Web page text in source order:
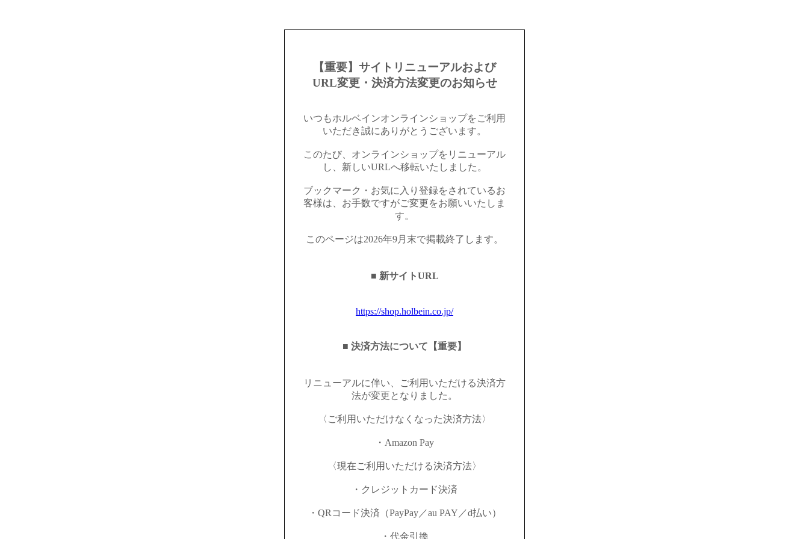
【重要】サイトリニューアルおよび
URL変更・決済方法変更のお知らせ
いつもホルベインオンラインショップをご利用
いただき誠にありがとうございます。
このたび、オンラインショップをリニューアル
し、新しいURLへ移転いたしました。
ブックマーク・お気に入り登録をされているお
客様は、お手数ですがご変更をお願いいたしま
す。
このページは2026年9月末で掲載終了します。
■ 新サイトURL
https://shop.holbein.co.jp/
■ 決済方法について【重要】
リニューアルに伴い、ご利用いただける決済方
法が変更となりました。
〈ご利用いただけなくなった決済方法〉
・Amazon Pay
〈現在ご利用いただける決済方法〉
・クレジットカード決済
・QRコード決済（PayPay／au PAY／d払い）
・代金引換